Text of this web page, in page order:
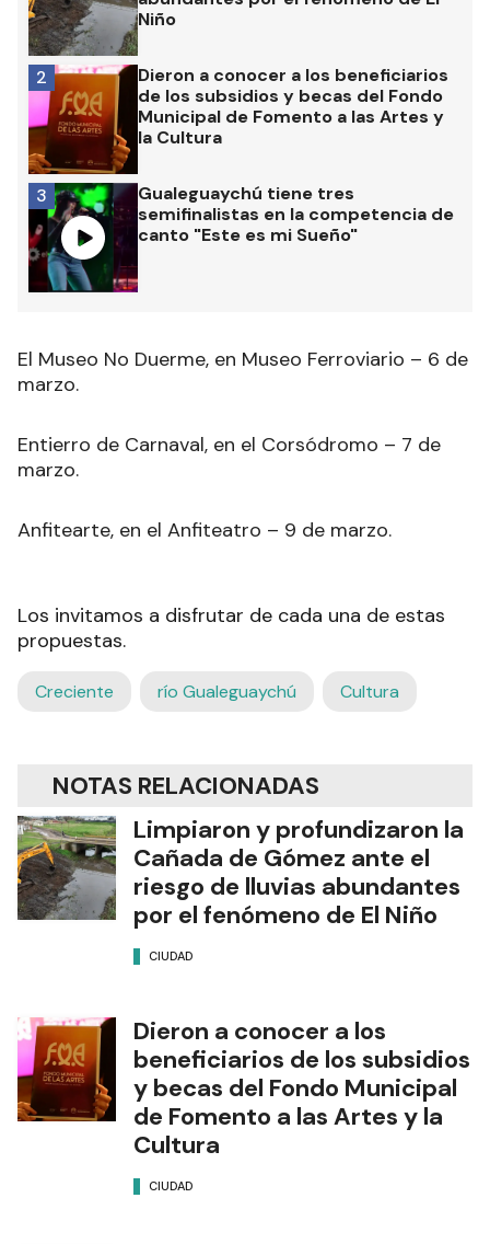
Niño
Dieron a conocer a los beneficiarios
de los subsidios y becas del Fondo
Municipal de Fomento a las Artes y
la Cultura
2
Gualeguaychú tiene tres
semifinalistas en la competencia de
canto "Este es mi Sueño"
3
El Museo No Duerme, en Museo Ferroviario – 6 de
marzo.
Entierro de Carnaval, en el Corsódromo – 7 de
marzo.
Anfitearte, en el Anfiteatro – 9 de marzo.
Los invitamos a disfrutar de cada una de estas
propuestas.
Creciente río Gualeguaychú Cultura
NOTAS RELACIONADAS
Limpiaron y profundizaron la
Cañada de Gómez ante el
riesgo de lluvias abundantes
por el fenómeno de El Niño
CIUDAD
Dieron a conocer a los
beneficiarios de los subsidios
y becas del Fondo Municipal
de Fomento a las Artes y la
Cultura
CIUDAD